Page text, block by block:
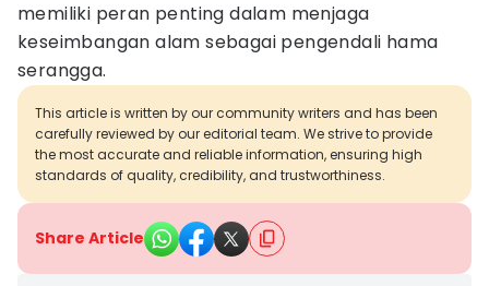
memiliki peran penting dalam menjaga
keseimbangan alam sebagai pengendali hama
serangga.
This article is written by our community writers and has been
carefully reviewed by our editorial team. We strive to provide
the most accurate and reliable information, ensuring high
standards of quality, credibility, and trustworthiness.
Share Article